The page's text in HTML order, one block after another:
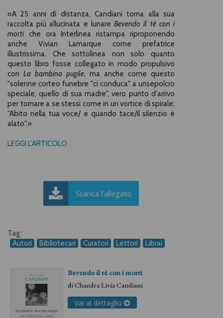
«A 25 anni di distanza, Candiani torna alla sua
raccolta più allucinata e lunareBevendo il tè con i
mortiche ora Interlinea ristampa riproponendo
anche Vivian Lamarque come prefatrice
illustrissima. Che sottolinea non solo quanto
questo libro fosse collegato in modo propulsivo
con La bambina pugile, ma anche come questo
"solenne corteo funebre "ci conduca" a unsepolcro
speciale, quello di sua madre", vero punto d'arrivo
per tornare a se stessi come in un vortice di spirale:
"Abito nella tua voce/ e quando tace/il silenzio è
alato".»
LEGGI L'ARTICOLO
Scarica l'allegato
Tag:
Autori
Bibliotecari Curatori Lettori Librai
Bevendo il tè con i morti
diChandra Livia Candiani
Vai al dettaglio